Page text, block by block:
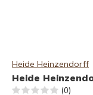
Heide Heinzendorff
Heide
(0)